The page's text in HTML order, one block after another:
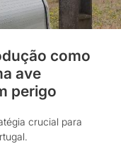
como
ave
perigo
crucial para